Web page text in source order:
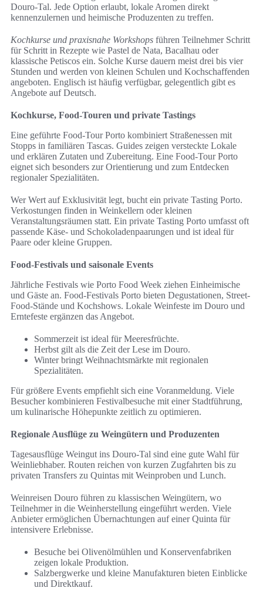
Douro-Tal. Jede Option erlaubt, lokale Aromen direkt
kennenzulernen und heimische Produzenten zu treffen.
Kochkurse und praxisnahe Workshops führen Teilnehmer Schritt
für Schritt in Rezepte wie Pastel de Nata, Bacalhau oder
klassische Petiscos ein. Solche Kurse dauern meist drei bis vier
Stunden und werden von kleinen Schulen und Kochschaffenden
angeboten. Englisch ist häufig verfügbar, gelegentlich gibt es
Angebote auf Deutsch.
Kochkurse, Food-Touren und private Tastings
Eine geführte Food-Tour Porto kombiniert Straßenessen mit
Stopps in familiären Tascas. Guides zeigen versteckte Lokale
und erklären Zutaten und Zubereitung. Eine Food-Tour Porto
eignet sich besonders zur Orientierung und zum Entdecken
regionaler Spezialitäten.
Wer Wert auf Exklusivität legt, bucht ein private Tasting Porto.
Verkostungen finden in Weinkellern oder kleinen
Veranstaltungsräumen statt. Ein private Tasting Porto umfasst oft
passende Käse- und Schokoladenpaarungen und ist ideal für
Paare oder kleine Gruppen.
Food-Festivals und saisonale Events
Jährliche Festivals wie Porto Food Week ziehen Einheimische
und Gäste an. Food-Festivals Porto bieten Degustationen, Street-
Food-Stände und Kochshows. Lokale Weinfeste im Douro und
Erntefeste ergänzen das Angebot.
Sommerzeit ist ideal für Meeresfrüchte.
Herbst gilt als die Zeit der Lese im Douro.
Winter bringt Weihnachtsmärkte mit regionalen
Spezialitäten.
Für größere Events empfiehlt sich eine Voranmeldung. Viele
Besucher kombinieren Festivalbesuche mit einer Stadtführung,
um kulinarische Höhepunkte zeitlich zu optimieren.
Regionale Ausflüge zu Weingütern und Produzenten
Tagesausflüge Weingut ins Douro-Tal sind eine gute Wahl für
Weinliebhaber. Routen reichen von kurzen Zugfahrten bis zu
privaten Transfers zu Quintas mit Weinproben und Lunch.
Weinreisen Douro führen zu klassischen Weingütern, wo
Teilnehmer in die Weinherstellung eingeführt werden. Viele
Anbieter ermöglichen Übernachtungen auf einer Quinta für
intensivere Erlebnisse.
Besuche bei Olivenölmühlen und Konservenfabriken
zeigen lokale Produktion.
Salzbergwerke und kleine Manufakturen bieten Einblicke
und Direktkauf.